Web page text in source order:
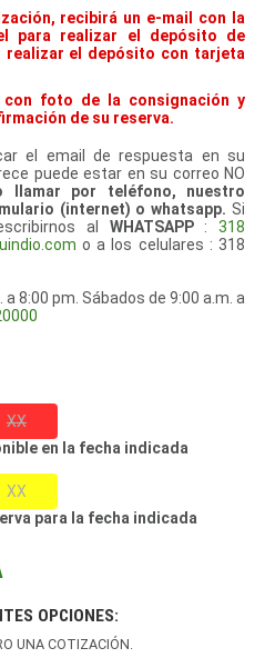
recibirá un e-mail con la
para realizar el depósito de
el depósito con tarjeta
con foto de la consignación y
de su reserva.
el email de respuesta en su
puede estar en su correo NO
llamar por teléfono, nuestro
(internet) o whatsapp. Si
al WHATSAPP: 318
o a los celulares : 318
8:00 pm. Sábados de 9:00 a.m. a
XX
en la fecha indicada
XX
para la fecha indicada
OPCIONES:
UNA COTIZACIÓN.